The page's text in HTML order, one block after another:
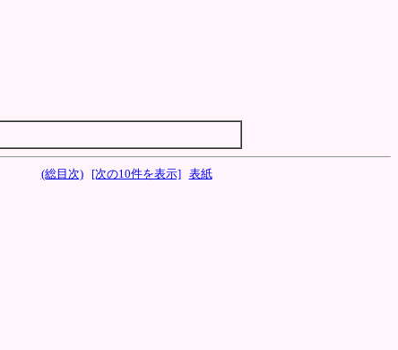
(総目次) [次の10件を表示] 表紙